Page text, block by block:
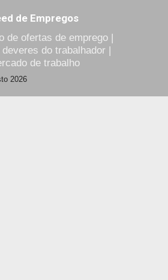
o conteúdo principal
de Empregos
de ofertas de emprego |
do trabalhador |
de trabalho
2026